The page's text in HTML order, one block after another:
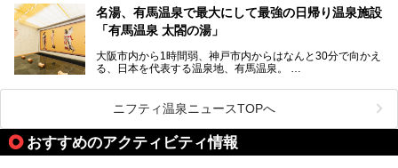
きます！
ング西日本1位、2年連続「ベストオブ宿泊賞」に輝いた
「神戸みなと温泉 蓮」の魅力に迫りました！
名湯、有馬温泉で最大にして最強の日帰り温泉施設
「有馬温泉 太閤の湯」
大阪市内から1時間弱、神戸市内からはなんと30分で向かえ
る、日本を代表する温泉地、有馬温泉。
有名な「金泉」と「銀泉」に加え、人工のの炭酸泉まで楽し
める、ある意味「最強」ともいえる施設です。
今回は自慢のお湯をメインにその魅力の数々を紹介します！
ニフティ温泉ニュースTOPへ
おすすめのアクティビティ情報